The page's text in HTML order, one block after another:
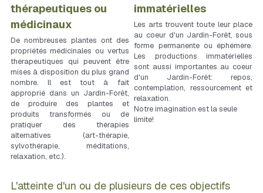
thérapeutiques ou
médicinaux
De nombreuses plantes ont des
propriétés médicinales ou vertus
thérapeutiques qui peuvent être
mises à disposition du plus grand
nombre. Il est tout à fait
approprié dans un Jardin-Forêt,
de produire des plantes et
produits transformés ou de
pratiquer des thérapies
alternatives (art-thérapie,
sylvothérapie, méditations,
relaxation, etc.).
immatérielles
Les arts trouvent toute leur place
au coeur d'un Jardin-Forêt, sous
forme permanente ou éphémère.
Les productions immatérielles
sont aussi importantes au coeur
d'un Jardin-Forêt: repos,
contemplation, ressourcement et
relaxation.
Notre imagination est la seule
limite!
L'atteinte d'un ou de plusieurs de ces objectifs